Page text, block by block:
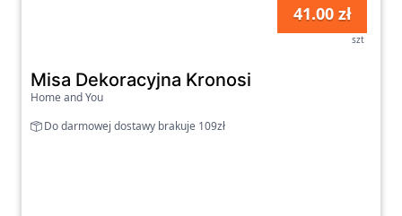
41.00 zł
szt
Misa Dekoracyjna Kronosi
Home and You
Do darmowej dostawy brakuje 109zł